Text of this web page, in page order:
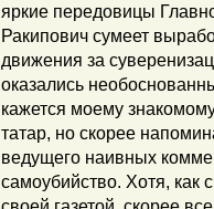
яркие передовицы
Ракипович сумеет
движения за
оказались
кажется моему
татар, но скорее
ведущего наивных
самоубийство. Хотя, как